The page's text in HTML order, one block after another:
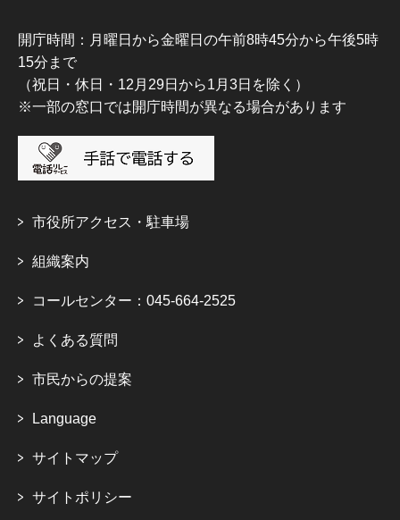
開庁時間：月曜日から金曜日の午前8時45分から午後5時
15分まで
（祝日・休日・12月29日から1月3日を除く）
※一部の窓口では開庁時間が異なる場合があります
市役所アクセス・駐車場
組織案内
コールセンター：045-664-2525
よくある質問
市民からの提案
Language
サイトマップ
サイトポリシー